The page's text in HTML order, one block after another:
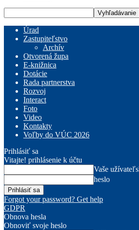
Úrad
Zastupiteľstvo
Archív
Otvorená župa
E-knižnica
Dotácie
Rada partnerstva
Rozvoj
Interact
Foto
Video
Kontakty
Voľby do VÚC 2026
Prihlásiť sa
Vitajte! prihlásenie k účtu
Vaše
heslo
Forgot your password? Get help
GDPR
Obnova hesla
Obnoviť svoje heslo